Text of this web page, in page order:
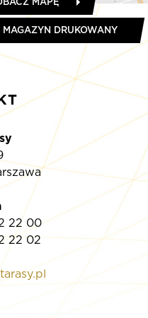
22 00
22 02
MAGAZYN DRUKOWANY